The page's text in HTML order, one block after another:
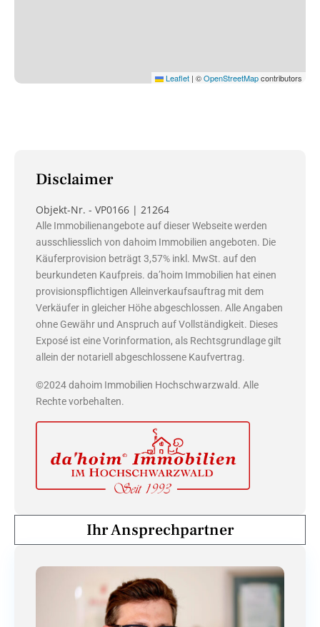
Leaflet | ©OpenStreetMapcontributors
Disclaimer
Objekt-Nr. - VP0166 | 21264
Alle Immobilienangebote auf dieser Webseite werden
ausschliesslich von dahoim Immobilien angeboten. Die
Käuferprovision beträgt 3,57% inkl. MwSt. auf den
beurkundeten Kaufpreis. da’hoim Immobilien hat einen
provisionspflichtigen Alleinverkaufsauftrag mit dem
Verkäufer in gleicher Höhe abgeschlossen. Alle Angaben
ohne Gewähr und Anspruch auf Vollständigkeit. Dieses
Exposé ist eine Vorinformation, als Rechtsgrundlage gilt
allein der notariell abgeschlossene Kaufvertrag.
©2024 dahoim Immobilien Hochschwarzwald. Alle
Rechte vorbehalten.
Ihr Ansprechpartner